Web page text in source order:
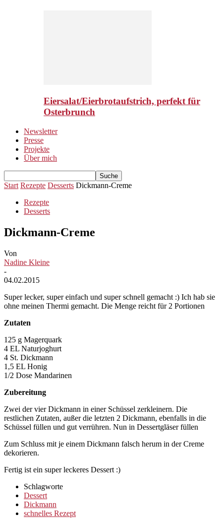
Eiersalat/Eierbrotaufstrich, perfekt für
Osterbrunch
Newsletter
Presse
Projekte
Über mich
Start Rezepte Desserts Dickmann-Creme
Rezepte
Desserts
Dickmann-Creme
Von
Nadine Kleine
-
04.02.2015
Super lecker, super einfach und super schnell gemacht :) Ich hab sie
ohne meinen Thermi gemacht. Die Menge reicht für 2 Portionen
Zutaten
125 g Magerquark
4 EL Naturjoghurt
4 St. Dickmann
1,5 EL Honig
1/2 Dose Mandarinen
Zubereitung
Zwei der vier Dickmann in einer Schüssel zerkleinern. Die
restlichen Zutaten, außer die letzten 2 Dickmann, ebenfalls in die
Schüssel füllen und gut verrühren. Nun in Dessertgläser füllen
Zum Schluss mit je einem Dickmann falsch herum in der Creme
dekorieren.
Fertig ist ein super leckeres Dessert :)
Schlagworte
Dessert
Dickmann
schnelles Rezept